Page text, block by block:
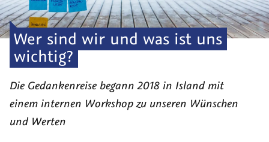
Wer sind wir und was ist uns
wichtig?
Die Gedankenreise begann 2018 in Island mit
einem internen Workshop zu unseren Wünschen
und Werten